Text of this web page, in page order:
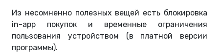
Из несомненно полезных вещей есть блокировка
in-app покупок и временные ограничения
пользования устройством (в платной версии
программы).